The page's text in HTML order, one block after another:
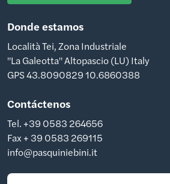
Donde estamos
Località Tei, Zona Industriale
"La Galeotta" Altopascio (LU) Italy
GPS 43.8090829 10.6860388
Contáctenos
Tel. +39 0583 264656
Fax + 39 0583 269115
info@pasquiniebini.it